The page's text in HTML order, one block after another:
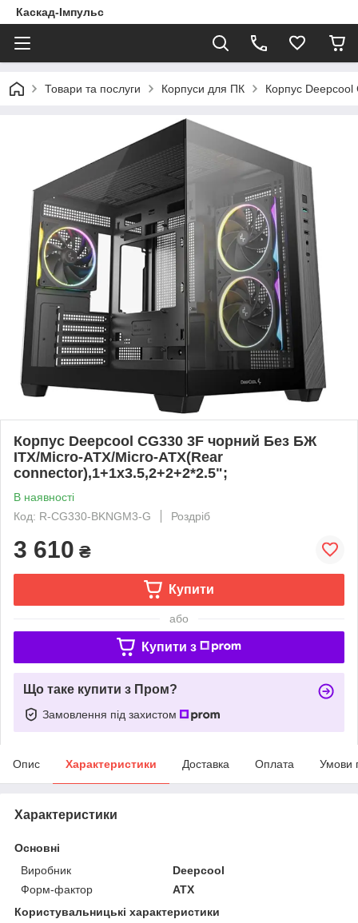
Каскад-Імпульс
Товари та послуги Корпуси для ПК Корпус
Корпус Deepcool CG330 3F чорний Без БЖ
ITX/Micro-ATX/Micro-ATX(Rear
connector),1+1x3.5,2+2+2*2.5";
В наявності
Код: R-CG330-BKNGM3-G
Роздріб
3 610 ₴
Купити
або
Купити з
Що таке купити з Пром?
Замовлення під захистом
Опис Характеристики Доставка Оплата Умови
Характеристики
Основні
Виробник
Deepcool
Форм-фактор
ATX
Користувальницькі характеристики